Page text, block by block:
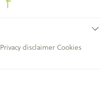
Privacy disclaimer Cookies